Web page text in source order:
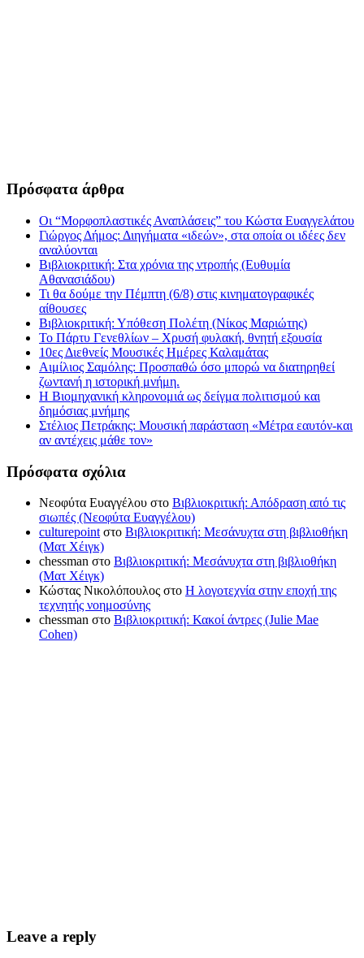
Πρόσφατα άρθρα
Οι “Μορφοπλαστικές Αναπλάσεις” του Κώστα Ευαγγελάτου
Γιώργος Δήμος: Διηγήματα «ιδεών», στα οποία οι ιδέες δεν
αναλύονται
Βιβλιοκριτική: Στα χρόνια της ντροπής (Ευθυμία
Αθανασιάδου)
Τι θα δούμε την Πέμπτη (6/8) στις κινηματογραφικές
αίθουσες
Βιβλιοκριτική: Υπόθεση Πολέτη (Νίκος Μαριώτης)
Το Πάρτυ Γενεθλίων – Χρυσή φυλακή, θνητή εξουσία
10ες Διεθνείς Μουσικές Ημέρες Καλαμάτας
Αιμίλιος Σαμόλης: Προσπαθώ όσο μπορώ να διατηρηθεί
ζωντανή η ιστορική μνήμη.
Η Βιομηχανική κληρονομιά ως δείγμα πολιτισμού και
δημόσιας μνήμης
Στέλιος Πετράκης: Μουσική παράσταση «Μέτρα εαυτόν-και
αν αντέχεις μάθε τον»
Πρόσφατα σχόλια
Νεοφύτα Ευαγγέλου στο Βιβλιοκριτική: Απόδραση από τις
σιωπές (Νεοφύτα Ευαγγέλου)
culturepointστο Βιβλιοκριτική: Μεσάνυχτα στη βιβλιοθήκη
(Ματ Χέιγκ)
chessman στο Βιβλιοκριτική: Μεσάνυχτα στη βιβλιοθήκη
(Ματ Χέιγκ)
Κώστας Νικολόπουλος στο Η λογοτεχνία στην εποχή της
τεχνητής νοημοσύνης
chessman στο Βιβλιοκριτική: Κακοί άντρες (Julie Mae
Cohen)
Leave a reply